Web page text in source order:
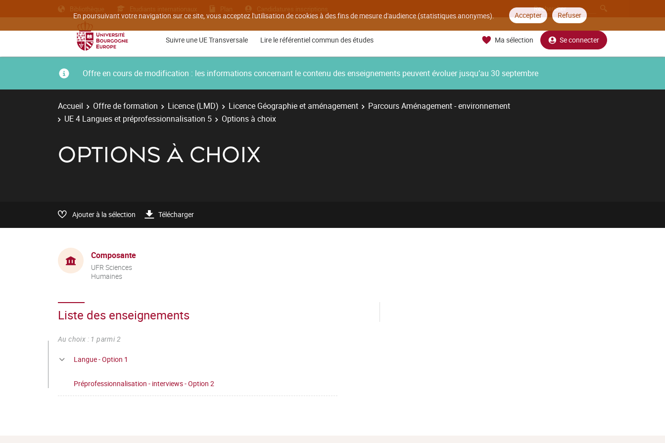
En poursuivant votre navigation sur ce site, vous acceptez l'utilisation de cookies à des fins de mesure d'audience (statistiques anonymes). Accepter Refuser
Bibliothèque Etudiants internationaux Plan Candidatures inscriptions
Suivre une UE Transversale Lire le référentiel commun des études Ma sélection Se connecter
Offre en cours de modification : les informations concernant le contenu des enseignements peuvent évoluer jusqu’au 30 septembre
Accueil Offre de formation Licence (LMD) Licence Géographie et aménagement
Parcours Aménagement - environnement
UE 4 Langues et préprofessionnalisation 5
Options à choix
OPTIONS À CHOIX
Ajouter à la sélection Télécharger
Composante
UFR Sciences
Humaines
Liste des enseignements
Au choix : 1 parmi 2
Langue - Option 1
Préprofessionnalisation - interviews - Option 2